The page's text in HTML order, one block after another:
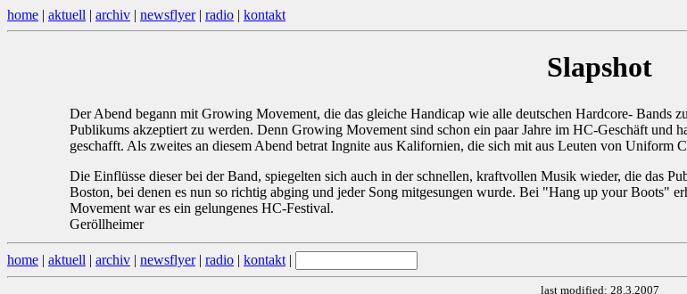
home | aktuell | archiv | newsflyer| radio | kontakt
Slapshot
Der Abend begann mit Growing Movement, die das gleiche Handicap wie alle deutschen Hardcore- Bands
Publikums akzeptiert zu werden. Denn Growing Movement sind schon ein paar Jahre im HC-Geschäft und
geschafft. Als zweites an diesem Abend betrat Ingnite aus Kalifornien, die sich mit aus Leuten von Uniform
Die Einflüsse dieser bei der Band, spiegelten sich auch in der schnellen, kraftvollen Musik wieder, die das
Boston, bei denen es nun so richtig abging und jeder Song mitgesungen wurde. Bei "Hang up your Boots"
Movement war es ein gelungenes HC-Festival.
Geröllheimer
home | aktuell | archiv | newsflyer| radio | kontakt |
last modified: 28.3.2007